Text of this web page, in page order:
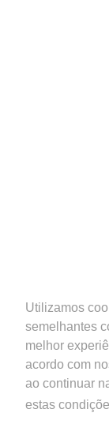
Utilizamos
semelhantes
melhor
acordo com
ao continuar
estas